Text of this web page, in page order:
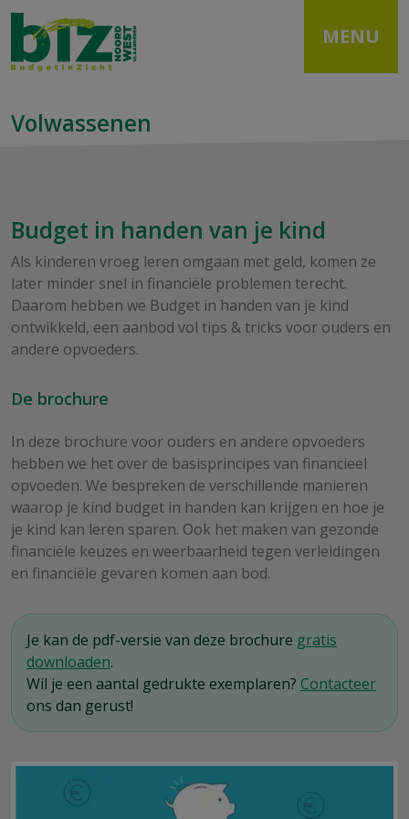
MENU
Volwassenen
Budget in handen van je kind
Als kinderen vroeg leren omgaan met geld, komen ze
later minder snel in financiële problemen terecht.
Daarom hebben we Budget in handen van je kind
ontwikkeld, een aanbod vol tips & tricks voor ouders en
andere opvoeders.
De brochure
In deze brochure voor ouders en andere opvoeders
hebben we het over de basisprincipes van financieel
opvoeden. We bespreken de verschillende manieren
waarop je kind budget in handen kan krijgen en hoe je
je kind kan leren sparen. Ook het maken van gezonde
financiële keuzes en weerbaarheid tegen verleidingen
en financiële gevaren komen aan bod.
Je kan de pdf-versie van deze brochure gratis
downloaden.
Wil je een aantal gedrukte exemplaren? Contacteer
ons dan gerust!